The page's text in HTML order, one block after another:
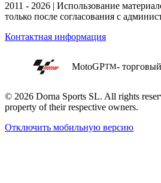
2011 - 2026 | Использование
только после согласования с
Контактная информация
MotoGPTM-
© 2026 Dorna Sports SL. All rights
property of their respective owners.
Отключить мобильную версию